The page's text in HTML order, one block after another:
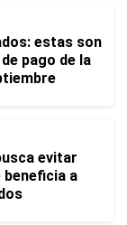
estas son
pago de la
evitar
a